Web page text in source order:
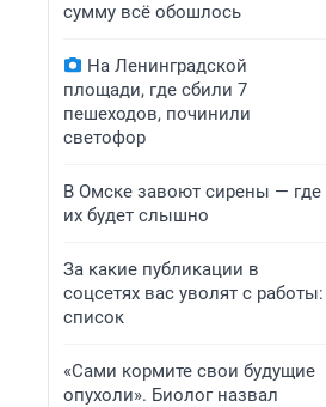
сумму всё обошлось
На Ленинградской
площади, где сбили 7
пешеходов, починили
светофор
В Омске завоют сирены — где
их будет слышно
За какие публикации в
соцсетях вас уволят с работы:
список
«Сами кормите свои будущие
опухоли». Биолог назвал